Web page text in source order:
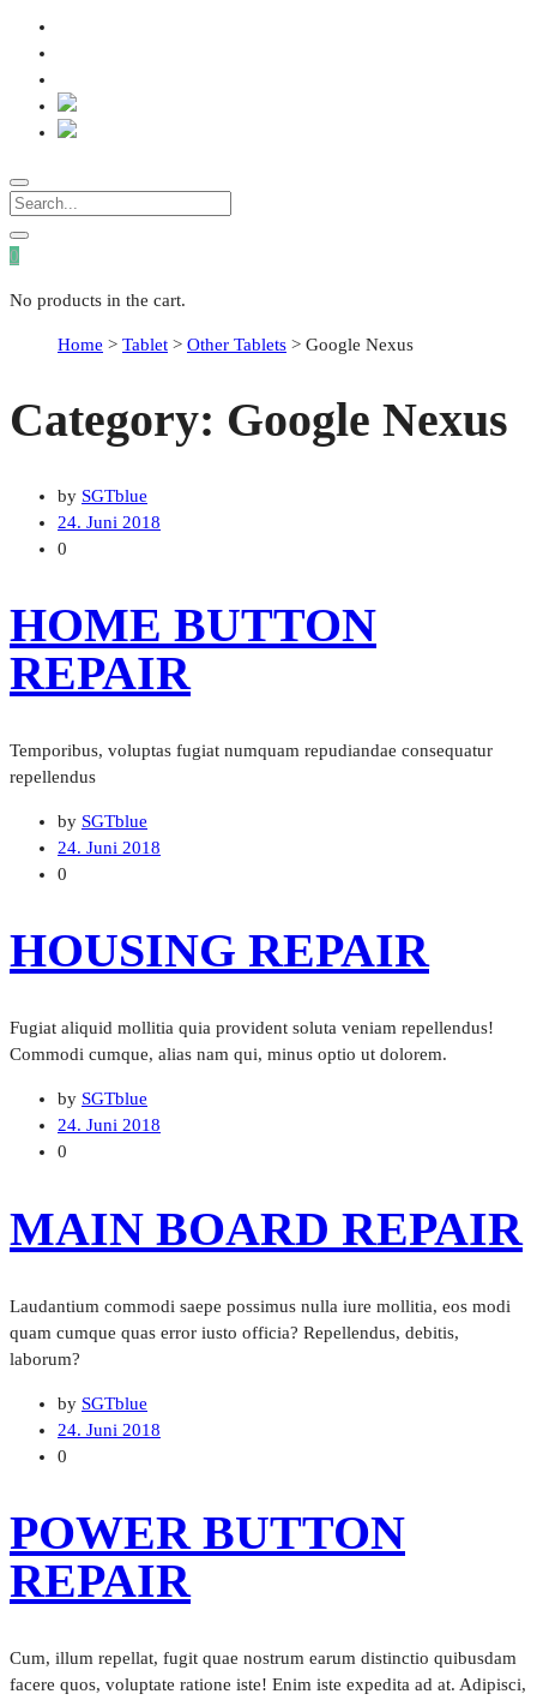
0
No products in the cart.
Home > Tablet > Other Tablets > Google Nexus
Category: Google Nexus
by SGTblue
24. Juni 2018
0
HOME BUTTON
REPAIR
Temporibus, voluptas fugiat numquam repudiandae consequatur
repellendus
by SGTblue
24. Juni 2018
0
HOUSING REPAIR
Fugiat aliquid mollitia quia provident soluta veniam repellendus!
Commodi cumque, alias nam qui, minus optio ut dolorem.
by SGTblue
24. Juni 2018
0
MAIN BOARD REPAIR
Laudantium commodi saepe possimus nulla iure mollitia, eos modi
quam cumque quas error iusto officia? Repellendus, debitis,
laborum?
by SGTblue
24. Juni 2018
0
POWER BUTTON
REPAIR
Cum, illum repellat, fugit quae nostrum earum distinctio quibusdam
facere quos, voluptate ratione iste! Enim iste expedita ad at. Adipisci,